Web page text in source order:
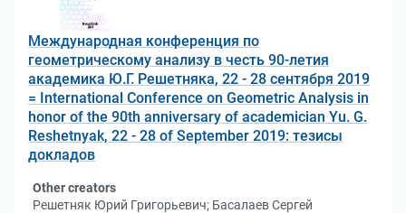
Международная конференция по
геометрическому анализу в честь 90-летия
академика Ю.Г. Решетняка, 22 - 28 сентября 2019
= International Conference on Geometric Analysis in
honor of the 90th anniversary of academician Yu. G.
Reshetnyak, 22 - 28 of September 2019: тезисы
докладов
Other creators
Решетняк Юрий Григорьевич; Басалаев Сергей